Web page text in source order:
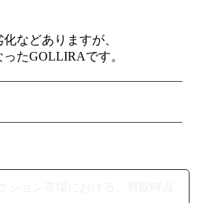
などありますが、
たGOLLIRAです。